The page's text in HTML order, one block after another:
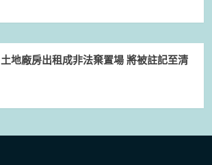
土地廠房出租成非法棄置場 將被註記至清